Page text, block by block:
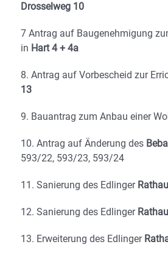
Drosselweg 10
7 Antrag auf Baugenehmigung
in Hart 4 + 4a
8. Antrag auf Vorbescheid zur
13
9. Bauantrag zum Anbau einer
10. Antrag auf Änderung des
593/22, 593/23, 593/24
11. Sanierung des Edlinger
12. Sanierung des Edlinger
13. Erweiterung des Edlinger